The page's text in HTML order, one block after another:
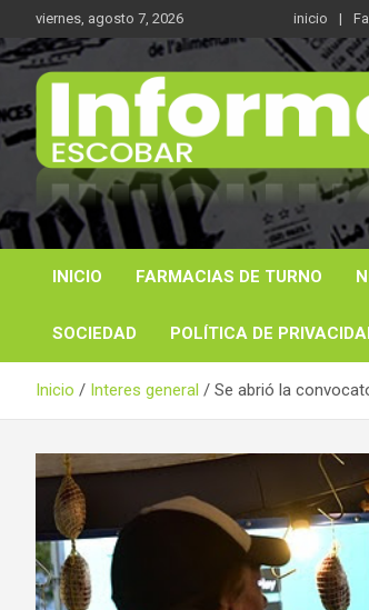
al
contenido
viernes, agosto 7, 2026 inicio
Informe 21
Noticas reales
INICIO FARMACIAS DE TURNO
SOCIEDAD POLÍTICA DE
Inicio Interes general Se abrió la